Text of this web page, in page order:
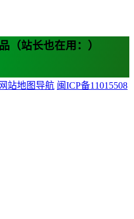
（站长也在用：）
网站地图导航 闽ICP备11015508